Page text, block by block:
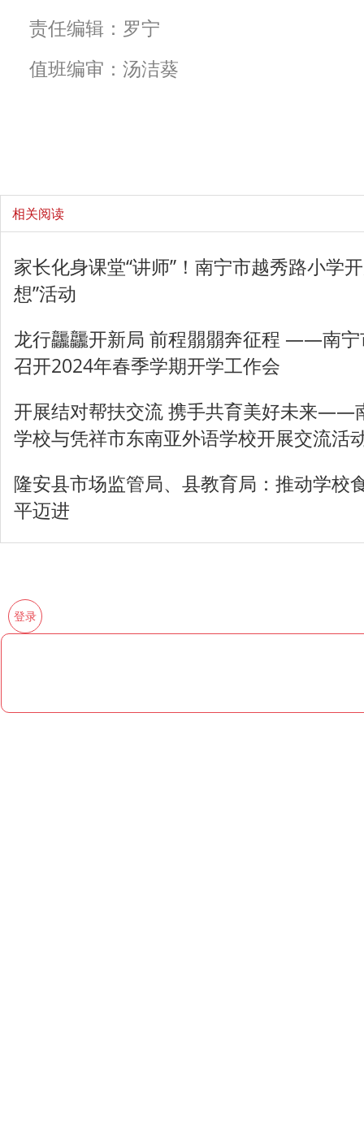
责任编辑：罗宁
值班编审：汤洁葵
相关阅读
家长化身课堂“讲师”！南宁市越秀路小学
想”活动
龙行龘龘开新局 前程朤朤奔征程 ——南宁
召开2024年春季学期开学工作会
开展结对帮扶交流 携手共育美好未来——
学校与凭祥市东南亚外语学校开展交流活
隆安县市场监管局、县教育局：推动学校
平迈进
登录